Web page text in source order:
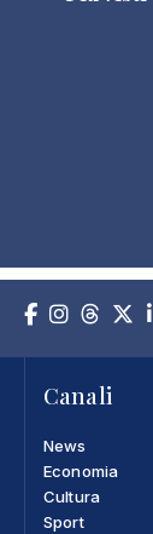
Canali
News
Economia
Cultura
Sport